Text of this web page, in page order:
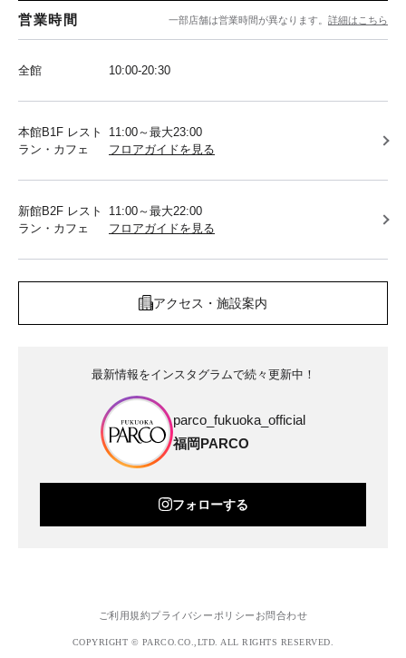
営業時間 一部店舗は営業時間が異なります。 詳細はこちら
全館 10:00-20:30
本館B1F レスト
ラン・カフェ
11:00～最大23:00
フロアガイドを見る
新館B2F レスト
ラン・カフェ
11:00～最大22:00
フロアガイドを見る
アクセス・施設案内
最新情報をインスタグラムで続々更新中！
parco_fukuoka_official
福岡PARCO
フォローする
ご利用規約プライバシーポリシー お問合わせ
COPYRIGHT © PARCO.CO.,LTD. ALL RIGHTS RESERVED.